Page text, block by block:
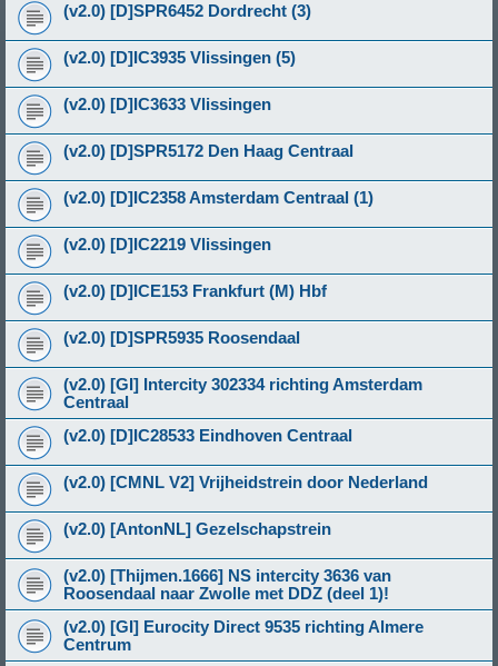
(v2.0) [D]SPR6452 Dordrecht (3)
(v2.0) [D]IC3935 Vlissingen (5)
(v2.0) [D]IC3633 Vlissingen
(v2.0) [D]SPR5172 Den Haag Centraal
(v2.0) [D]IC2358 Amsterdam Centraal (1)
(v2.0) [D]IC2219 Vlissingen
(v2.0) [D]ICE153 Frankfurt (M) Hbf
(v2.0) [D]SPR5935 Roosendaal
(v2.0) [GI] Intercity 302334 richting Amsterdam
Centraal
(v2.0) [D]IC28533 Eindhoven Centraal
(v2.0) [CMNL V2] Vrijheidstrein door Nederland
(v2.0) [AntonNL] Gezelschapstrein
(v2.0) [Thijmen.1666] NS intercity 3636 van
Roosendaal naar Zwolle met DDZ (deel 1)!
(v2.0) [GI] Eurocity Direct 9535 richting Almere
Centrum